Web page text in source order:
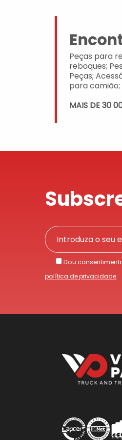
Peças para
reboques;
Peças;
para camião;
MAIS DE 30
Dou
política de privacidade.